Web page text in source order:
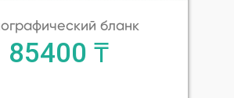
бланк
85400 ₸